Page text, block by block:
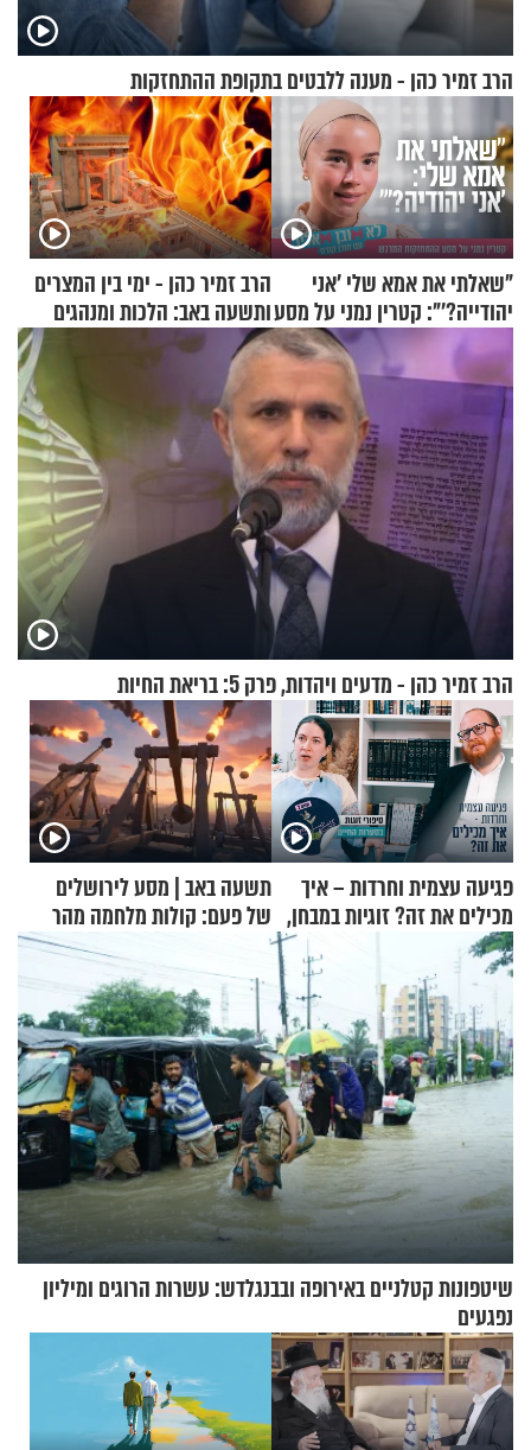
הרב זמיר כהן - מענה ללבטים בתקופת ההתחזקות
"שאלתי את אמא שלי 'אני
יהודייה?'": קטרין נמני על מסע
ההתחזקות המרגש
הרב זמיר כהן - ימי בין המצרים
ותשעה באב: הלכות ומנהגים
הרב זמיר כהן - מדעים ויהדות, פרק 5: בריאת החיות
פגיעה עצמית וחרדות – איך
מכילים את זה? זוגיות במבחן,
הפעם עם יהודית ואלתר כהן
תשעה באב | מסע לירושלים
של פעם: קולות מלחמה מהר
הזיתים
שיטפונות קטלניים באירופה ובבנגלדש: עשרות הרוגים ומיליון
נפגעים